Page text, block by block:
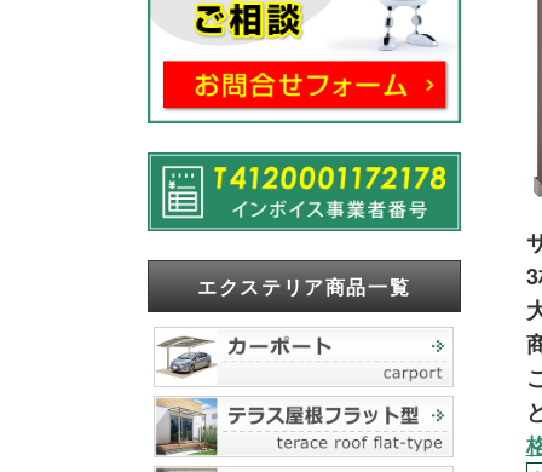
エクステリア商品一覧